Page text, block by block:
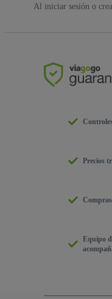
Al iniciar sesión o
Precios
Equipo